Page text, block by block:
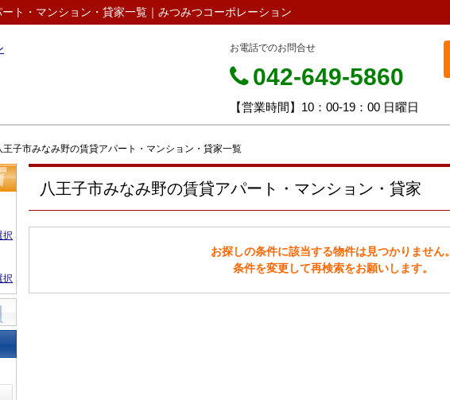
ト・マンション・貸家一覧｜みつみつコーポレーション
お電話でのお問合せ
042-649-5860
【営業時間】10：00-19：00 日曜日
王子市みなみ野の賃貸アパート・マンション・貸家一覧
択
択
八王子市みなみ野の賃貸アパート・マンション・貸家
お探しの条件に該当する物件は見つかりません。
条件を変更して再検索をお願いします。